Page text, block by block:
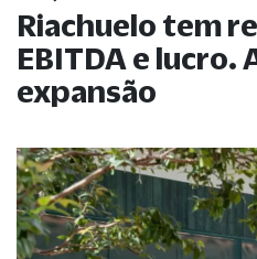
Riachuelo tem
EBITDA e lucro.
expansão